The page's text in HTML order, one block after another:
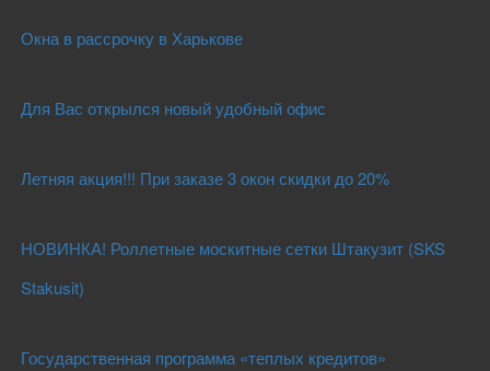
Окна в рассрочку в Харькове
Для Вас открылся новый удобный офис
Летняя акция!!! При заказе 3 окон скидки до 20%
НОВИНКА! Роллетные москитные сетки Штакузит (SKS
Stakusit)
Государственная программа «теплых кредитов»